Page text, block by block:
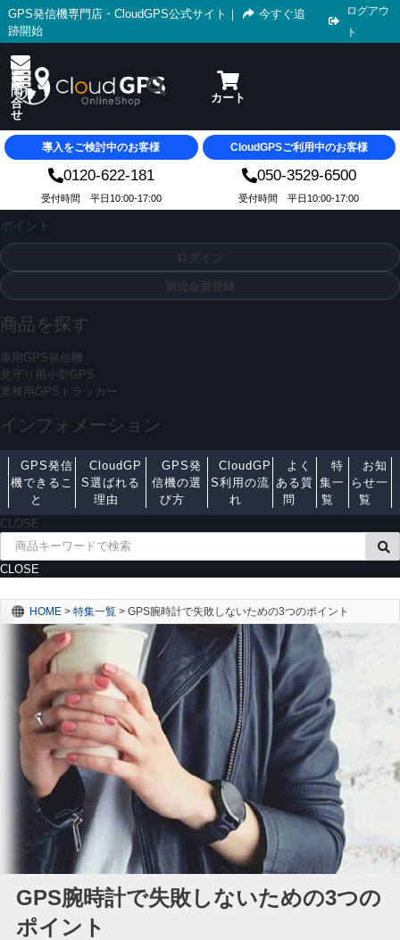
GPS発信機専門店・CloudGPS公式サイト ｜
今すぐ追
跡開始
ログアウ
ト
導入をご検討中のお客様 CloudGPSご利用中のお客様
0120-622-181 050-3529-6500
受付時間 平日10:00-17:00 受付時間 平日10:00-17:00
ポイント
ログイン
新規会員登録
商品を探す
車用GPS発信機
見守り用小型GPS
業務用GPSトラッカー
インフォメーション
GPS発信
機できるこ
と
CloudGP
S選ばれる
理由
GPS発
信機の選
び方
CloudGP
S利用の流
れ
よく
ある質
問
特
集一
覧
お知
らせ一
覧
CLOSE
CLOSE
HOME > 特集一覧 > GPS腕時計で失敗しないための3つのポイント
GPS腕時計で失敗しないための3つの
ポイント